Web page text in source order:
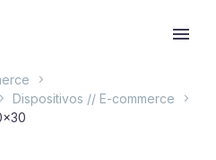
Dispositivos // E-commerce